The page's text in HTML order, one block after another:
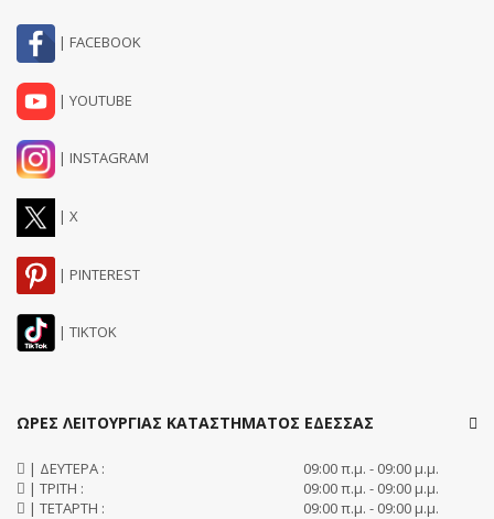
| FACEBOOK
| YOUTUBE
| INSTAGRAM
| X
| PINTEREST
| TIKTOK
ΩΡΕΣ ΛΕΙΤΟΥΡΓΙΑΣ ΚΑΤΑΣΤΗΜΑΤΟΣ ΕΔΕΣΣΑΣ
| ΔΕΥΤΕΡΑ :
09:00 π.μ. - 09:00 μ.μ.
| ΤΡΙΤΗ :
09:00 π.μ. - 09:00 μ.μ.
| ΤΕΤΑΡΤΗ :
09:00 π.μ. - 09:00 μ.μ.